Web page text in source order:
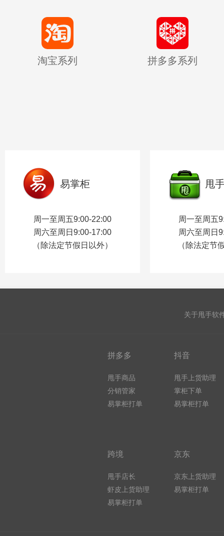
淘宝系列 拼多多系列
易掌柜
周一至周五9:00-22:00
周六至周日9:00-17:00
（除法定节假日以外）
甩
周一至周五
周六至周日
（除法定节
关于甩手软
拼多多
甩手商品
分销管家
易掌柜打单
抖音
甩手上货助理
掌柜下单
易掌柜打单
跨境
甩手店长
虾皮上货助理
易掌柜打单
京东
京东上货助理
易掌柜打单